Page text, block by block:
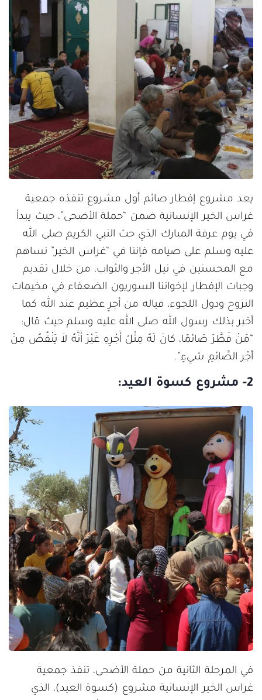
يعد مشروع إفطار صائم أول مشروع تنفذه جمعية
غراس الخير الإنسانية ضمن “حملة الأضحى”، حيث يبدأ
في يوم عرفة المبارك الذي حث النبي الكريم صلى الله
عليه وسلم على صيامه فإننا في “غراس الخير” نساهم
مع المحسنين في نيل الأجر والثواب، من خلال تقديم
وجبات الإفطار لإخواننا السوريون الضعفاء في مخيمات
النزوح ودول اللجوء، فياله من أجرٍ عظيم عند الله كما
أخبر بذلك رسول الله صلى الله عليه وسلم حيث قال:
“مَنْ فَطَّرَ صَائمًا، كانَ لَهُ مِثْلُ أَجْرِهِ غَيْرَ أَنَّهُ لاَ يَنْقُصُ مِنْ
أجْر الصَّائمِ شيءٍ”.
2- مشروع كسوة العيد:
في المرحلة الثانية من حملة الأضحى، تنفذ جمعية
غراس الخير الإنسانية مشروع (كسوة العيد)، الذي